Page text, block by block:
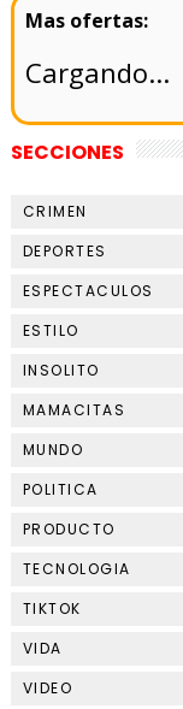
Cargando...
SECCIONES
CRIMEN
DEPORTES
ESPECTACULOS
ESTILO
INSOLITO
MAMACITAS
MUNDO
POLITICA
PRODUCTO
TECNOLOGIA
TIKTOK
VIDA
VIDEO